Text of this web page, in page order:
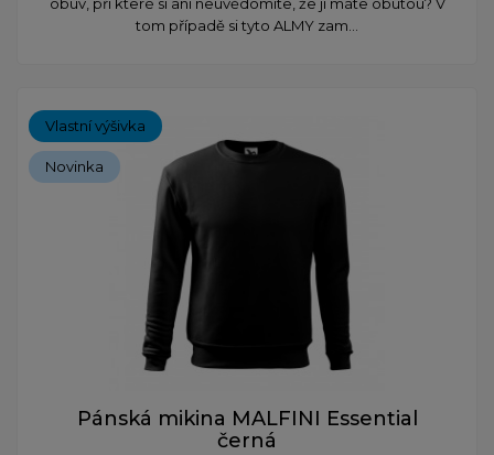
tom případě si tyto ALMY zam...
Vlastní výšivka
Novinka
Pánská mikina MALFINI Essential
černá